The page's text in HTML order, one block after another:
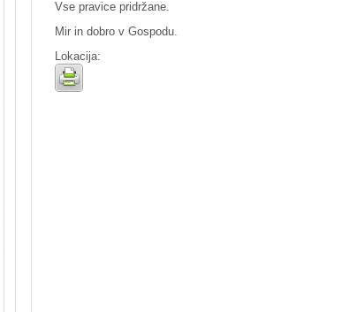
Vse pravice pridržane.
Mir in dobro v Gospodu.
Lokacija: